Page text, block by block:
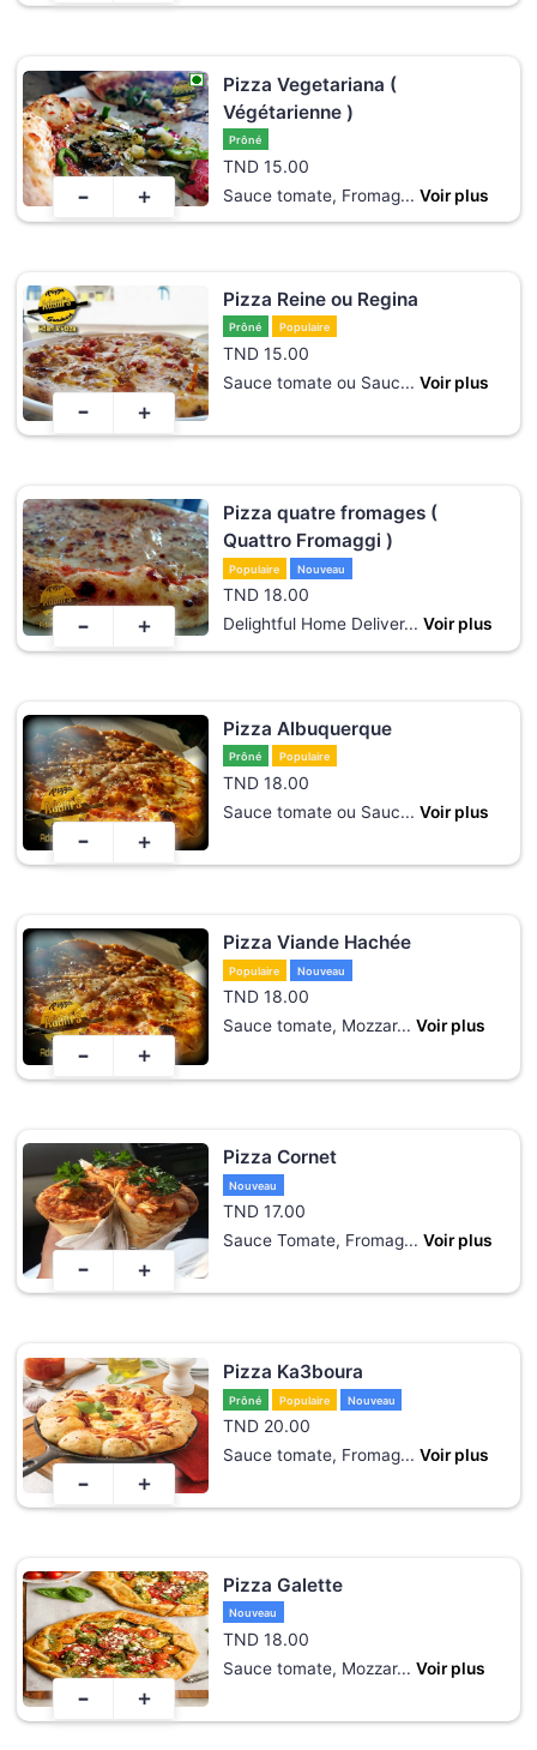
Pizza Vegetariana (
Végétarienne )
Prôné
TND 15.00
Sauce tomate, Fromag... Voir plus
- +
Pizza Reine ou Regina
Prôné Populaire
TND 15.00
Sauce tomate ou Sauc... Voir plus
- +
Pizza quatre fromages (
Quattro Fromaggi )
Populaire Nouveau
TND 18.00
Delightful Home Deliver... Voir plus
- +
Pizza Albuquerque
Prôné Populaire
TND 18.00
Sauce tomate ou Sauc... Voir plus
- +
Pizza Viande Hachée
Populaire Nouveau
TND 18.00
Sauce tomate, Mozzar... Voir plus
- +
Pizza Cornet
Nouveau
TND 17.00
Sauce Tomate, Fromag... Voir plus
- +
Pizza Ka3boura
Prôné Populaire Nouveau
TND 20.00
Sauce tomate, Fromag... Voir plus
- +
Pizza Galette
Nouveau
TND 18.00
Sauce tomate, Mozzar... Voir plus
- +